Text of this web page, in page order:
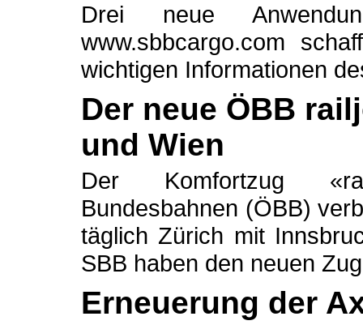
Drei neue
www.sbbcargo.com
wichtigen Informationen
Der neue ÖBB
und Wien
Der Komfortzug
Bundesbahnen (ÖBB)
täglich Zürich mit
SBB haben den neuen
Erneuerung der